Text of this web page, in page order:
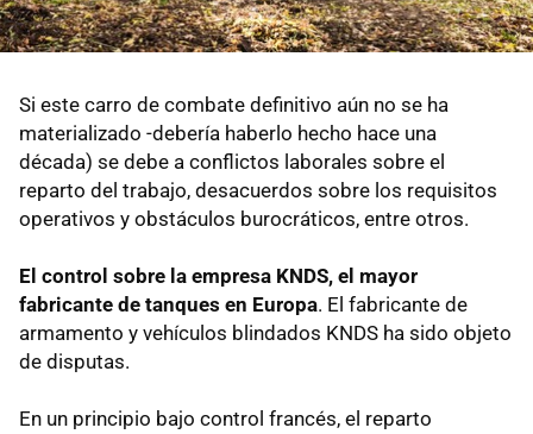
Si este carro de combate definitivo aún no se ha
materializado -debería haberlo hecho hace una
década) se debe a conflictos laborales sobre el
reparto del trabajo, desacuerdos sobre los requisitos
operativos y obstáculos burocráticos, entre otros.
El control sobre la empresa KNDS, el mayor
fabricante de tanques en Europa. El fabricante de
armamento y vehículos blindados KNDS ha sido objeto
de disputas.
En un principio bajo control francés, el reparto